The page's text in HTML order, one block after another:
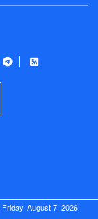
Friday, August 7, 2026